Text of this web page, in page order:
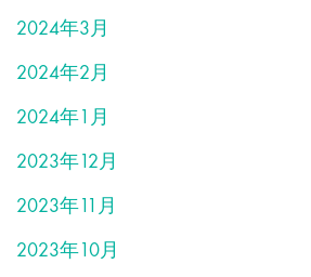
2024年3月
2024年2月
2024年1月
2023年12月
2023年11月
2023年10月